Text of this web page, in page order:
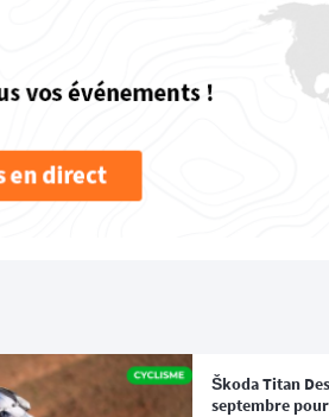
Škoda Titan
septembre